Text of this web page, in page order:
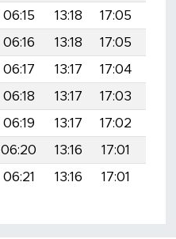
06:15 13:18 17:05
06:16 13:18 17:05
06:17 13:17 17:04
06:18 13:17 17:03
06:19 13:17 17:02
06:20 13:16 17:01
06:21 13:16 17:01